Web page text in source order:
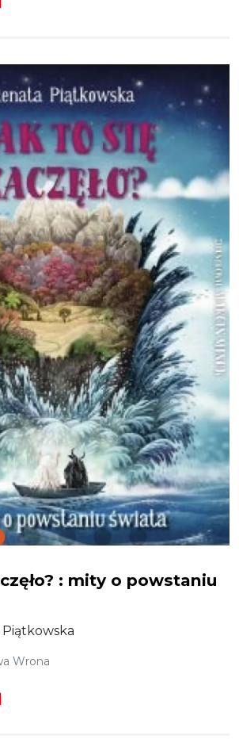
: mity o powstaniu
Wrona